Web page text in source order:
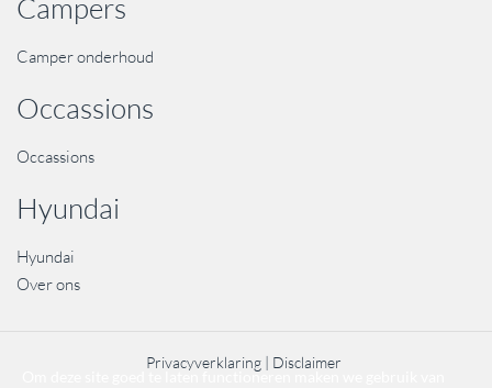
Campers
Camper onderhoud
Occassions
Occassions
Hyundai
Hyundai
Over ons
Privacyverklaring Disclaimer
Om deze site goed te laten functioneren maken we gebruik van